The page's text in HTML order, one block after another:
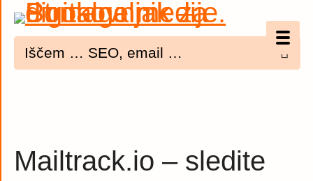
E-mail
Mailtrack.io – sledite